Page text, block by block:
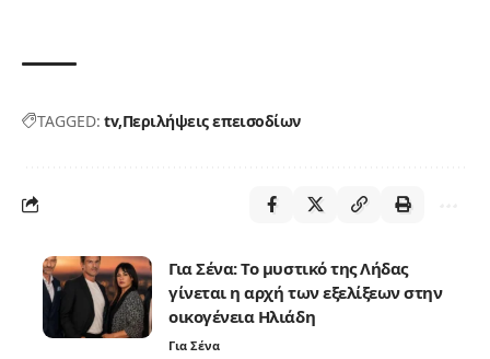
TAGGED: tv Περιλήψεις επεισοδίων
Για Σένα: Το μυστικό της Λήδας
γίνεται η αρχή των εξελίξεων στην
οικογένεια Ηλιάδη
Για Σένα